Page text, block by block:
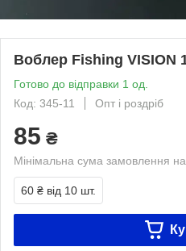
Воблер Fishing VISION
Готово до відправки 1 од.
Код: 345-11
Опт і роздріб
85 ₴
Мінімальна сума замовлення
60 ₴ від 10 шт.